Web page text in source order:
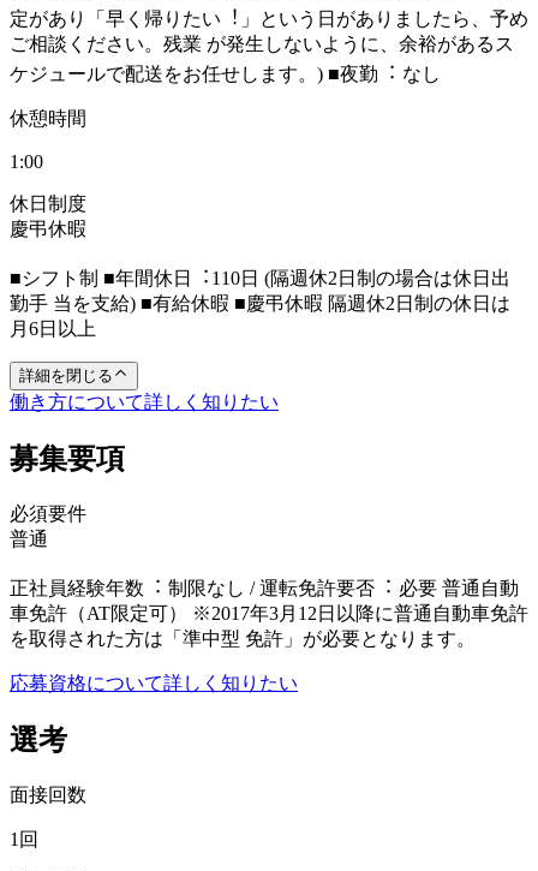
定があり「早く帰りたい︕」という⽇がありましたら、予め
ご相談ください。残業 が発⽣しないように、余裕があるス
ケジュールで配送をお任せします。) ■夜勤︓ なし
休憩時間
1:00
休日制度
慶弔休暇
■シフト制 ■年間休⽇︓110⽇ (隔週休2⽇制の場合は休⽇出
勤⼿ 当を⽀給) ■有給休暇 ■慶弔休暇 隔週休2⽇制の休⽇は
⽉6⽇以上
詳細を閉じる
働き方について詳しく知りたい
募集要項
必須要件
普通
正社員経験年数︓ 制限なし / 運転免許要否︓ 必要 普通⾃動
⾞免許（AT限定可） ※2017年3⽉12⽇以降に普通⾃動⾞免許
を取得された⽅は「準中型 免許」が必要となります。
応募資格について詳しく知りたい
選考
面接回数
1回